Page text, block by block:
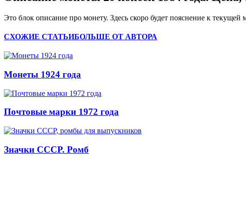
Это блок описание про монету. Здесь скоро будет пояснение к текущей
СХОЖИЕ СТАТЬИБОЛЬШЕ ОТ АВТОРА
Монеты 1924 года
Почтовые марки 1972 года
Значки СССР. Ромб